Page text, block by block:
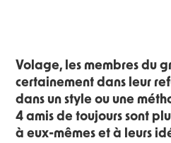
Volage, les membres du
certainement dans leur
dans un style ou une
4 amis de toujours sont
à eux-mêmes et à leurs